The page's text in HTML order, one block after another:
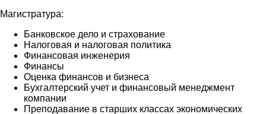
Магистратура:
Банковское дело и страхование
Налоговая и налоговая политика
Финансовая инженерия
Финансы
Oценка финансов и бизнеса
Бухгалтерский учет и финансовый менеджмент
компании
Преподавание в старших классах экономических